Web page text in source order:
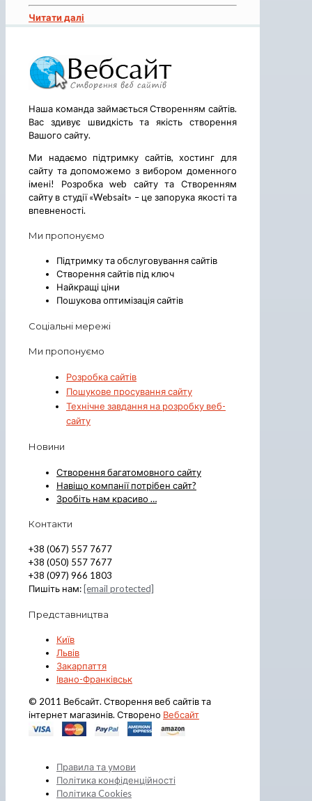
Читати далі
Наша команда займається Створенням сайтів.
Вас здивує швидкість та якість створення
Вашого сайту.
Ми надаємо підтримку сайтів, хостинг для
сайту та допоможемо з вибором доменного
імені! Розробка web сайту та Створенням
сайту в студії «Websait» – це запорука якості та
впевненості.
Ми пропонуємо
Підтримку та обслуговування сайтів
Створення сайтів під ключ
Найкращі ціни
Пошукова оптимізація сайтів
Соціальні мережі
Ми пропонуємо
Розробка сайтів
Пошукове просування сайту
Технічне завдання на розробку веб-
сайту
Новини
Створення багатомовного сайту
Навіщо компанії потрібен сайт?
Зробіть нам красиво …
Контакти
+38 (067) 557 7677
+38 (050) 557 7677
+38 (097) 966 1803
Пишіть нам: [email protected]
Представництва
Київ
Львів
Закарпаття
Івано-Франківськ
© 2011 Вебсайт. Створення веб сайтів та
інтернет магазинів. Створено Вебсайт
Правила та умови
Політика конфіденційності
Політика Cookies